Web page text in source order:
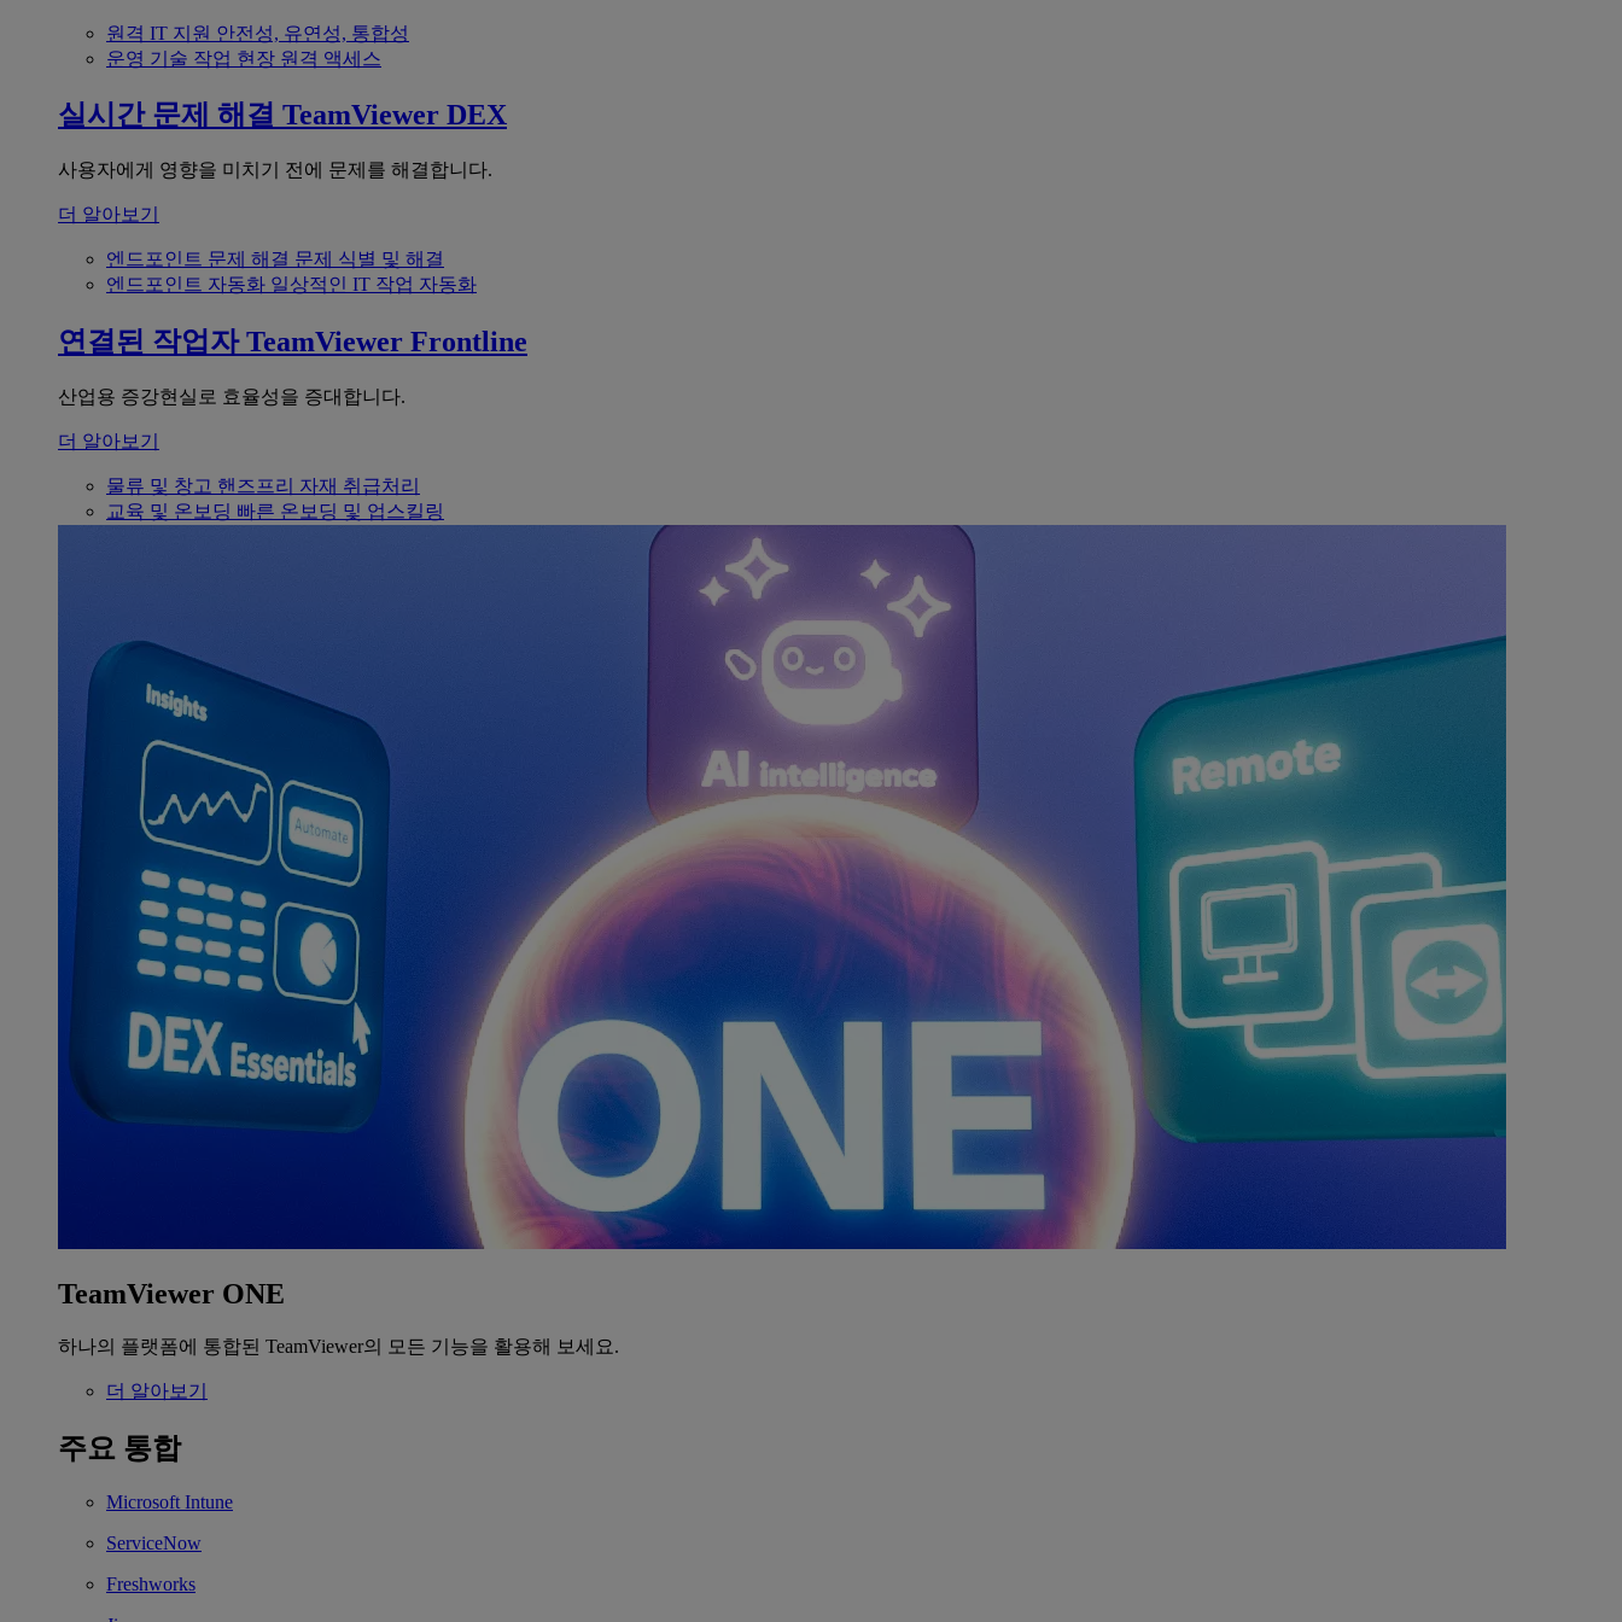
원격 IT 지원 안전성, 유연성, 통합성
운영 기술 작업 현장 원격 액세스
실시간 문제 해결 TeamViewer DEX
사용자에게 영향을 미치기 전에 문제를 해결합니다.
더 알아보기
엔드포인트 문제 해결 문제 식별 및 해결
엔드포인트 자동화 일상적인 IT 작업 자동화
연결된 작업자 TeamViewer Frontline
산업용 증강현실로 효율성을 증대합니다.
더 알아보기
물류 및 창고 핸즈프리 자재 취급처리
교육 및 온보딩 빠른 온보딩 및 업스킬링
TeamViewer ONE
하나의 플랫폼에 통합된 TeamViewer의 모든 기능을 활용해 보세요.
더 알아보기
주요 통합
Microsoft Intune
ServiceNow
Freshworks